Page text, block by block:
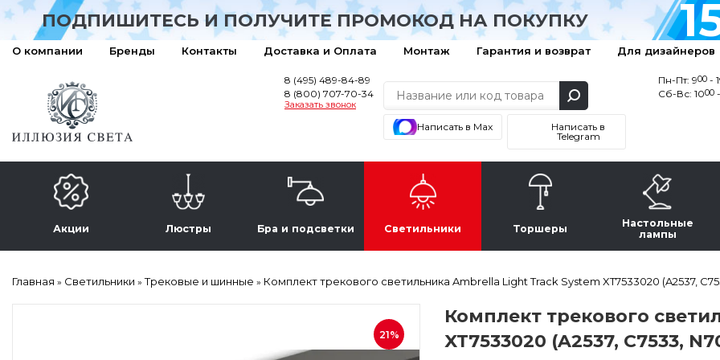
ПОДПИШИТЕСЬ И ПОЛУЧИТЕ ПРОМОКОД НА ПОКУПКУ
О компании Бренды Контакты Доставка и Оплата Монтаж Гарантия и возврат Для дизайнеров
8 (495) 489-84-89
8 (800) 707-70-34
Заказать звонок
Написать в Max
Написать в
Telegram
Пн-Пт: 900 -
Сб-Вс: 1000
Акции Люстры Бра и подсветки Светильники Торшеры
Настольные
лампы
Главная » Светильники »Трековые и шинные » Комплект трекового светильника Ambrella Light Track System XT7533020 (A2537,
21%
Комплект трекового
XT7533020 (A2537, C7533,